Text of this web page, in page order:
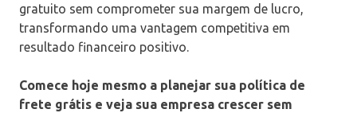
gratuito sem comprometer sua margem de lucro,
transformando uma vantagem competitiva em
resultado financeiro positivo.
Comece hoje mesmo a planejar sua política de
frete grátis e veja sua empresa crescer sem